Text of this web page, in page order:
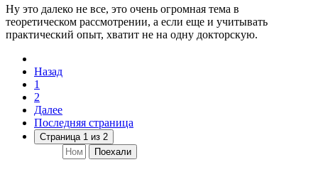
Ну это далеко не все, это очень огромная тема в
теоретическом рассмотрении, а если еще и учитывать
практический опыт, хватит не на одну докторскую.
Назад
1
2
Далее
Последняя страница
Страница 1 из 2
Поехали